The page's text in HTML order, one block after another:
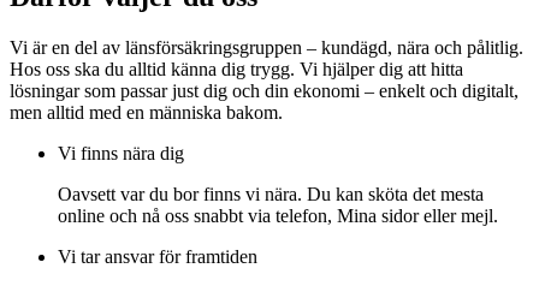
Vi är en del av länsförsäkringsgruppen – kundägd, nära och pålitlig.
Hos oss ska du alltid känna dig trygg. Vi hjälper dig att hitta
lösningar som passar just dig och din ekonomi – enkelt och digitalt,
men alltid med en människa bakom.
Vi finns nära dig
Oavsett var du bor finns vi nära. Du kan sköta det mesta
online och nå oss snabbt via telefon, Mina sidor eller mejl.
Vi tar ansvar för framtiden